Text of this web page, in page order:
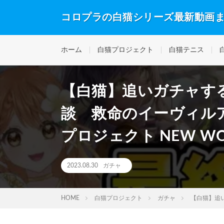
コロプラの白猫シリーズ最新動画
ホーム 白猫プロジェクト 白猫テニス
【白猫】追いガチャす
談 救命のイーヴィル
プロジェクト NEW
2023.08.30 ガチャ
HOME 白猫プロジェクト ガチャ 【白猫】